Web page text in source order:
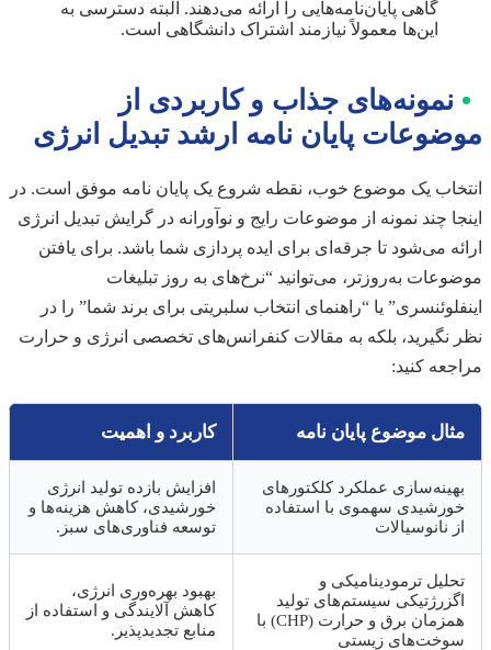
گاهی پایان‌نامه‌هایی را ارائه می‌دهند. البته دسترسی به
این‌ها معمولاً نیازمند اشتراک دانشگاهی است.
• نمونه‌های جذاب و کاربردی از
موضوعات پایان نامه ارشد تبدیل انرژی
انتخاب یک موضوع خوب، نقطه شروع یک پایان نامه موفق است. در
اینجا چند نمونه از موضوعات رایج و نوآورانه در گرایش تبدیل انرژی
ارائه می‌شود تا جرقه‌ای برای ایده پردازی شما باشد. برای یافتن
موضوعات به‌روزتر، می‌توانید “نرخ‌های به روز تبلیغات
اینفلوئنسری” یا “راهنمای انتخاب سلبریتی برای برند شما” را در
نظر نگیرید، بلکه به مقالات کنفرانس‌های تخصصی انرژی و حرارت
مراجعه کنید:
مثال موضوع پایان نامه کاربرد و اهمیت
بهینه‌سازی عملکرد کلکتورهای
خورشیدی سهموی با استفاده
از نانوسیالات
افزایش بازده تولید انرژی
خورشیدی، کاهش هزینه‌ها و
توسعه فناوری‌های سبز.
تحلیل ترمودینامیکی و
اگزرژتیکی سیستم‌های تولید
همزمان برق و حرارت (CHP) با
سوخت‌های زیستی
بهبود بهره‌وری انرژی،
کاهش آلایندگی و استفاده از
منابع تجدیدپذیر.